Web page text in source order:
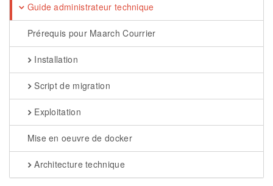
Guide administrateur technique
Prérequis pour Maarch Courrier
Installation
Script de migration
Exploitation
Mise en oeuvre de docker
Architecture technique